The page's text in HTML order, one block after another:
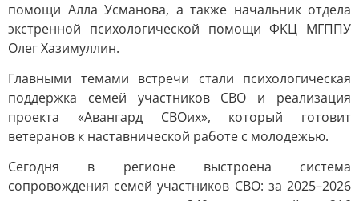
помощи Алла Усманова, а также начальник отдела
экстренной психологической помощи ФКЦ МГППУ
Олег Хазимуллин.
Главными темами встречи стали психологическая
поддержка семей участников СВО и реализация
проекта «Авангард СВОих», который готовит
ветеранов к наставнической работе с молодежью.
Сегодня в регионе выстроена система
сопровождения семей участников СВО: за 2025–2026